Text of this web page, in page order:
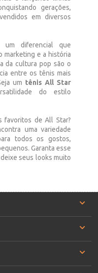
gerações,
em diversos
um diferencial que
marketing e a história
da cultura pop são o
entre os tênis mais
um tênis All Star
do estilo
favoritos de All Star?
uma variedade
todos os gostos,
Garanta esse
seus looks muito